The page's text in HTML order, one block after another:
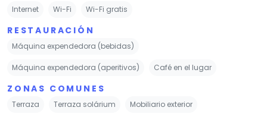
Internet Wi-Fi Wi-Fi gratis
RESTAURACIÓN
Máquina expendedora (bebidas)
Máquina expendedora (aperitivos) Café en el lugar
ZONAS COMUNES
Terraza Terraza solárium Mobiliario exterior